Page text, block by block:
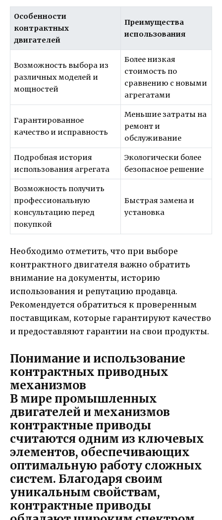
Особенности
контрактных
двигателей
Преимущества
использования
Возможность выбора из
различных моделей и
мощностей
Более низкая
стоимость по
сравнению с новыми
агрегатами
Гарантированное
качество и исправность
Меньшие затраты на
ремонт и
обслуживание
Подробная история
использования агрегата
Экологически более
безопасное решение
Возможность получить
профессиональную
консультацию перед
покупкой
Быстрая замена и
установка
Необходимо отметить, что при выборе
контрактного двигателя важно обратить
внимание на документы, историю
использования и репутацию продавца.
Рекомендуется обратиться к проверенным
поставщикам, которые гарантируют качество
и предоставляют гарантии на свои продукты.
Понимание и использование
контрактных приводных
механизмов
В мире промышленных
двигателей и механизмов
контрактные приводы
считаются одним из ключевых
элементов, обеспечивающих
оптимальную работу сложных
систем. Благодаря своим
уникальным свойствам,
контрактные приводы